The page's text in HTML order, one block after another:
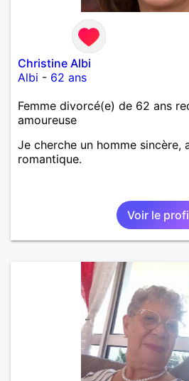
Christine Albi
Albi - 62 ans
Femme divorcé(e) de 62 ans
amoureuse
Je cherche un homme sincère,
romantique.
Voir le